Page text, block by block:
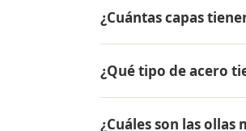
el mismo en todo
Yondó.
¿Cuántas capas
18/10, dos capas de
aluminio puro. Este
alimentos.
¿Qué tipo de acero
tipo de acero es
¿Cuáles son las ollas